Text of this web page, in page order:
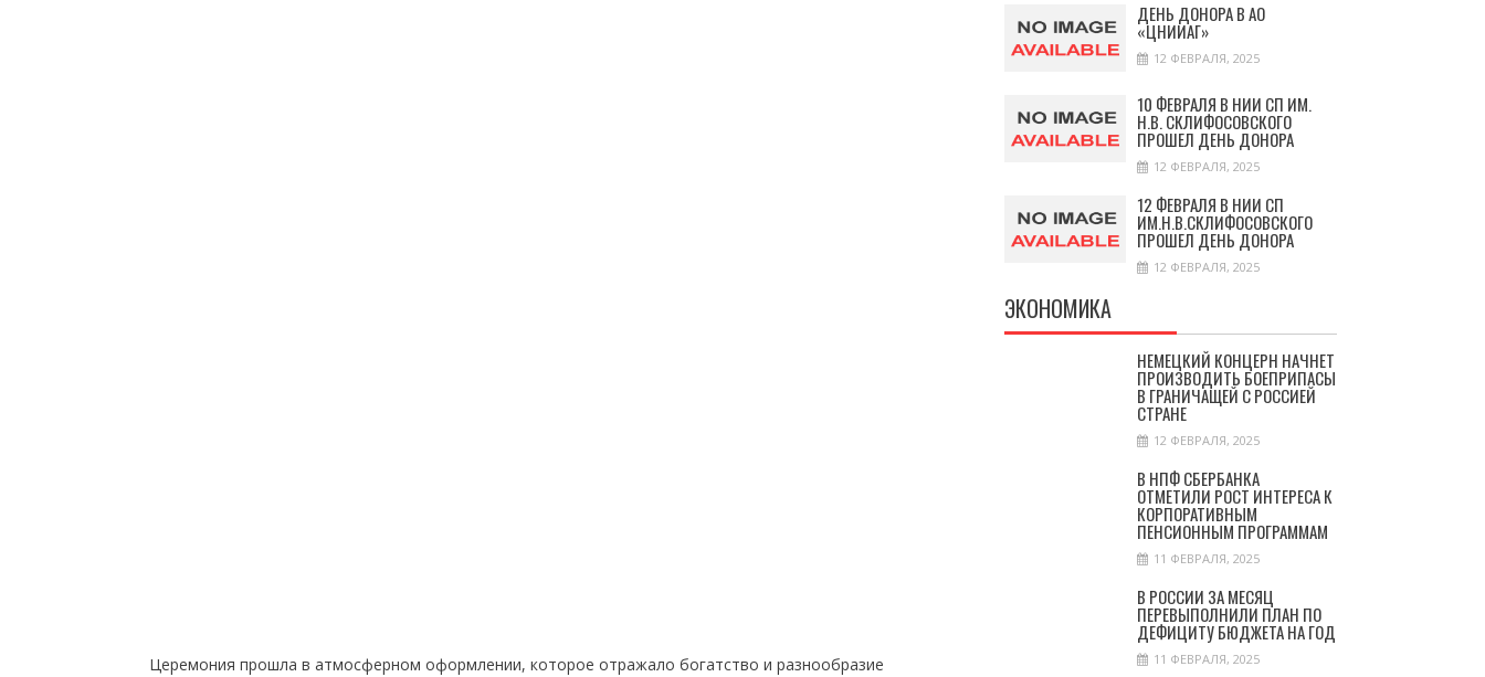
Церемония прошла в атмосферном оформлении, которое отражало богатство и разнообразие
ДЕНЬ ДОНОРА В АО
«ЦНИИАГ»
12 ФЕВРАЛЯ, 2025
10 ФЕВРАЛЯ В НИИ СП ИМ.
Н.В. СКЛИФОСОВСКОГО
ПРОШЕЛ ДЕНЬ ДОНОРА
12 ФЕВРАЛЯ, 2025
12 ФЕВРАЛЯ В НИИ СП
ИМ.Н.В.СКЛИФОСОВСКОГО
ПРОШЕЛ ДЕНЬ ДОНОРА
12 ФЕВРАЛЯ, 2025
ЭКОНОМИКА
НЕМЕЦКИЙ КОНЦЕРН НАЧНЕТ
ПРОИЗВОДИТЬ БОЕПРИПАСЫ
В ГРАНИЧАЩЕЙ С РОССИЕЙ
СТРАНЕ
12 ФЕВРАЛЯ, 2025
В НПФ СБЕРБАНКА
ОТМЕТИЛИ РОСТ ИНТЕРЕСА К
КОРПОРАТИВНЫМ
ПЕНСИОННЫМ ПРОГРАММАМ
11 ФЕВРАЛЯ, 2025
В РОССИИ ЗА МЕСЯЦ
ПЕРЕВЫПОЛНИЛИ ПЛАН ПО
ДЕФИЦИТУ БЮДЖЕТА НА ГОД
11 ФЕВРАЛЯ, 2025